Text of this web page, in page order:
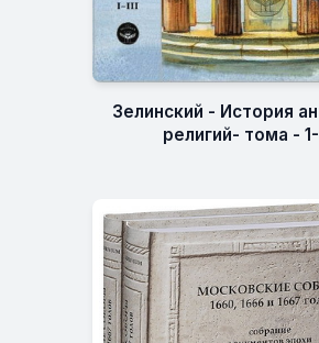
Зелинский - История
религий- тома -